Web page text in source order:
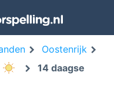
Oostenrijk
14 daagse